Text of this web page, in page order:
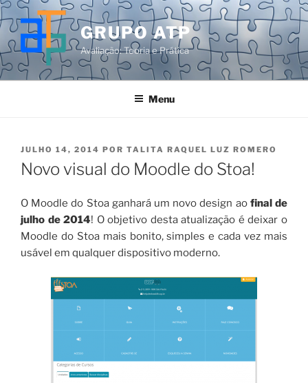
Pular
para
conteúdo
GRUPO ATP
Avaliação: Teoria e Prática
Menu
PUBLICADO
EM
JULHO 14, 2014 POR TALITA RAQUEL LUZ ROMERO
Novo visual do Moodle do Stoa!
O Moodle do Stoa ganhará um novo design aofinal de
julho de 2014! O objetivo desta atualização é deixar o
Moodle do Stoa mais bonito, simples e cada vez mais
usável em qualquer dispositivo moderno.